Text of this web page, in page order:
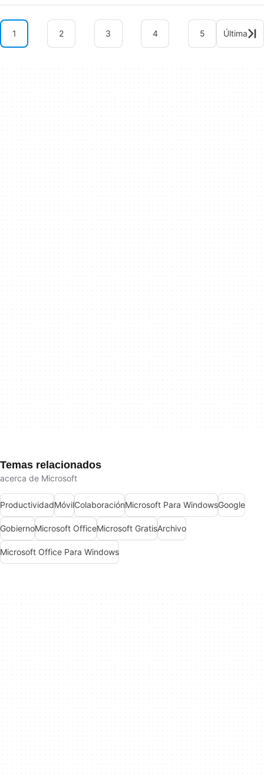
1 2 3 4 5 Última
Temas relacionados
acerca de Microsoft
ProductividadMóvilColaboraciónMicrosoft Para WindowsGoogle
GobiernoMicrosoft OfficeMicrosoft GratisArchivo
Microsoft Office Para Windows